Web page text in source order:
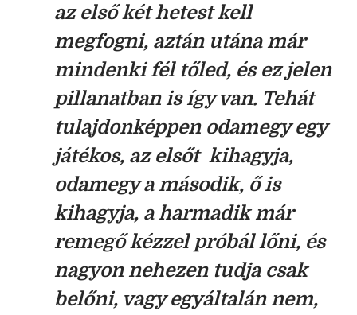
az első két hetest kell
megfogni, aztán utána már
mindenki fél tőled, és ez jelen
pillanatban is így van. Tehát
tulajdonképpen odamegy egy
játékos, az elsőt kihagyja,
odamegy a második, ő is
kihagyja, a harmadik már
remegő kézzel próbál lőni, és
nagyon nehezen tudja csak
belőni, vagy egyáltalán nem,